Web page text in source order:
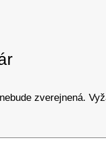
zverejnená.